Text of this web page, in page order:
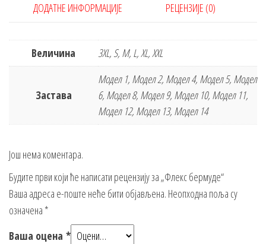
ДОДАТНЕ ИНФОРМАЦИЈЕ РЕЦЕНЗИЈЕ (0)
Величина 3XL, S, M, L, XL, XXL
Заставa
Модел 1, Модел 2, Модел 4, Модел 5, Модел
6, Модел 8, Модел 9, Модел 10, Модел 11,
Модел 12, Модел 13, Модел 14
Још нема коментара.
Будите први који ће написати рецензију за „Флекс бермуде“
Ваша адреса е-поште неће бити објављена. Неопходна поља су
означена *
Ваша оцена *